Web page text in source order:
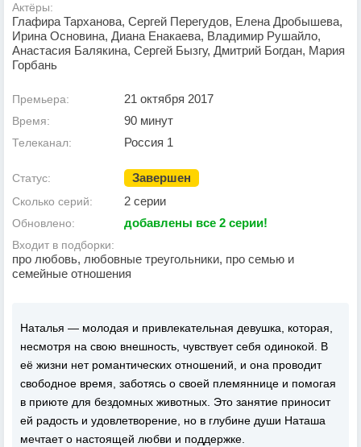
Актёры:
Глафира Тарханова, Сергей Перегудов, Елена Дробышева,
Ирина Основина, Диана Енакаева, Владимир Рушайло,
Анастасия Балякина, Сергей Бызгу, Дмитрий Богдан, Мария
Горбань
Премьера: 21 октября 2017
Время: 90 минут
Телеканал: Россия 1
Статус: Завершен
Сколько серий: 2 серии
Обновлено: добавлены все 2 серии!
Входит в подборки:
про любовь, любовные треугольники, про семью и
семейные отношения
Наталья — молодая и привлекательная девушка, которая,
несмотря на свою внешность, чувствует себя одинокой. В
её жизни нет романтических отношений, и она проводит
свободное время, заботясь о своей племяннице и помогая
в приюте для бездомных животных. Это занятие приносит
ей радость и удовлетворение, но в глубине души Наташа
мечтает о настоящей любви и поддержке.